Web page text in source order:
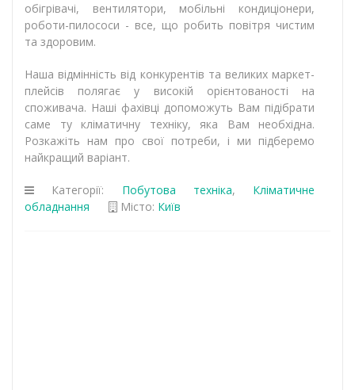
обігрівачі, вентилятори, мобільні кондиціонери,
роботи-пилососи - все, що робить повітря чистим
та здоровим.
Наша відмінність від конкурентів та великих маркет-
плейсів полягає у високій орієнтованості на
споживача. Наші фахівці допоможуть Вам підібрати
саме ту кліматичну техніку, яка Вам необхідна.
Розкажіть нам про свої потреби, і ми підберемо
найкращий варіант.
Категорії: Побутова техніка, Кліматичне
обладнання
Місто: Київ